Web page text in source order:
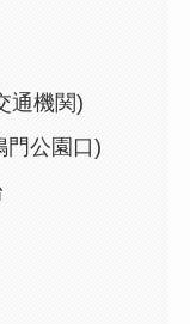
通機関)
門公園口)